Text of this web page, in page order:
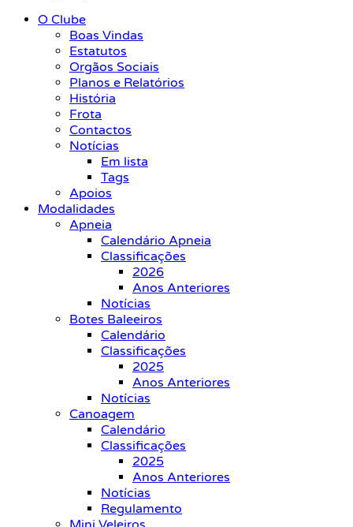
O Clube
Boas Vindas
Estatutos
Orgãos Sociais
Planos e Relatórios
História
Frota
Contactos
Notícias
Em lista
Tags
Apoios
Modalidades
Apneia
Calendário Apneia
Classificações
2026
Anos Anteriores
Notícias
Botes Baleeiros
Calendário
Classificações
2025
Anos Anteriores
Notícias
Canoagem
Calendário
Classificações
2025
Anos Anteriores
Notícias
Regulamento